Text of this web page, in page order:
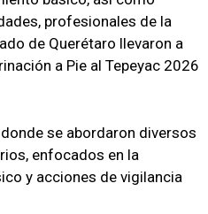
profesionales de la
de Querétaro llevaron a
a Pie al Tepeyac 2026
se abordaron diversos
enfocados en la
y acciones de vigilancia